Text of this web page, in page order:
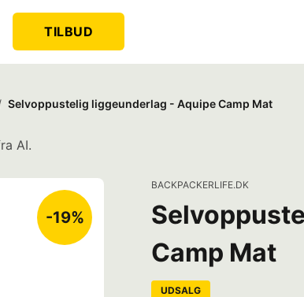
TILBUD
Selvoppustelig liggeunderlag - Aquipe Camp Mat
AI.
-19%
BACKPACKERLIFE.DK
Camp Mat
UDSALG